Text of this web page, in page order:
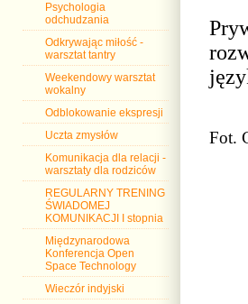
Psychologia
odchudzania
Odkrywając miłość -
warsztat tantry
Weekendowy warsztat
wokalny
Odblokowanie ekspresji
Uczta zmysłów
Komunikacja dla relacji -
warsztaty dla rodziców
REGULARNY TRENING
ŚWIADOMEJ
KOMUNIKACJI I stopnia
Międzynarodowa
Konferencja Open
Space Technology
Wieczór indyjski
Fot.